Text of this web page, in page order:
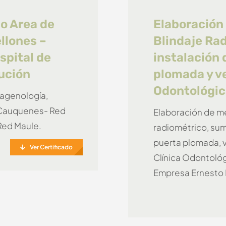
Area de
–
de
Red
Maule.
Ver Certificado
Blindaje
instalación
plomada y
Elaboración de
radiométrico,
puerta plomada,
Clínica
Empresa